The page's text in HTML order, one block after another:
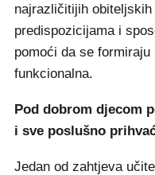
najrazličitijih
predispozicijama i
pomoći da se
funkcionalna.
Pod dobrom djecom
i sve poslušno
Jedan od zahtjeva